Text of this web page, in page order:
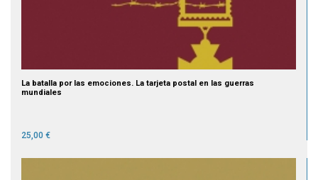
La batalla por las emociones. La tarjeta postal en las guerras
mundiales
25,00 €